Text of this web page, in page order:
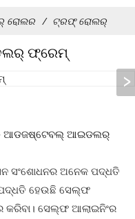
ରୋଲର ଟ୍ରଫ୍ ରୋଲର୍
ଫ୍ରେମ୍
ଆଡଜଷ୍ଟେବଲ୍ ଆଇଡଲର୍
ସଂଶୋଧନର ଅନେକ ପଦ୍ଧତି
ପଦ୍ଧତି ହେଉଛି ସେଲ୍ଫ
ସେଲ୍ଫ ଆଲାଇନିଂର